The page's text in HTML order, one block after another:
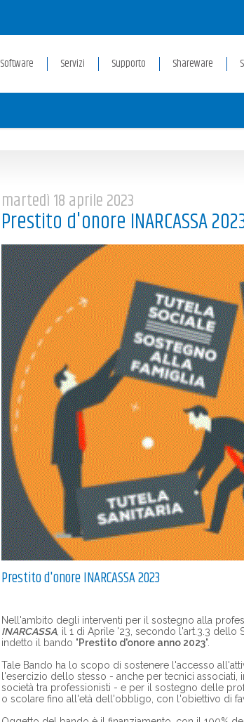
Software Servizi Supporto Shareware
martedì 18 aprile 2023
Prestito d'onore INARCASSA
Prestito d'onore INARCASSA 2023
Nell'ambito degli interventi per il sostegno alla
INARCASSA , il 1 di Aprile '23, secondo l'art.3.3
indetto il bando "Prestito d'onore anno 2023".
Tale Bando ha lo scopo di sostenere l'accesso
l'esercizio dello stesso - anche per tecnici
società tra professionisti - e per il sostegno delle
o scolare fino all'età dell'obbligo, con l'obiettivo di